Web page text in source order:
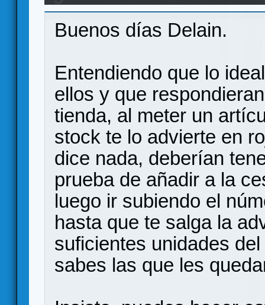
Buenos días Delain.
Entendiendo que lo
ellos y que
tienda, al meter un
stock te lo advierte en
dice nada, deberían
prueba de añadir a la
luego ir subiendo el
hasta que te salga la
suficientes unidades
sabes las que les